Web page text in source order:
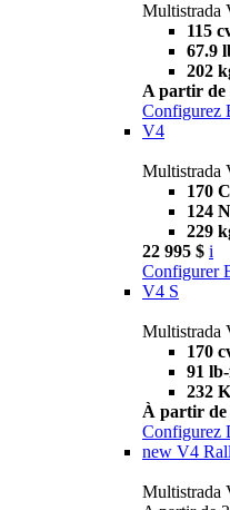
Multistrada
115
67.9
202
A partir de
Configurez
V4
Multistrada
170
124
229
22 995 $ i
Configurer
V4 S
Multistrada
170
91
232
À partir de
Configurez
new V4
Multistrada